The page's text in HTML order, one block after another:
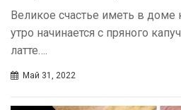
Великое счастье иметь в
утро начинается с пряного
латте….
Май 31, 2022